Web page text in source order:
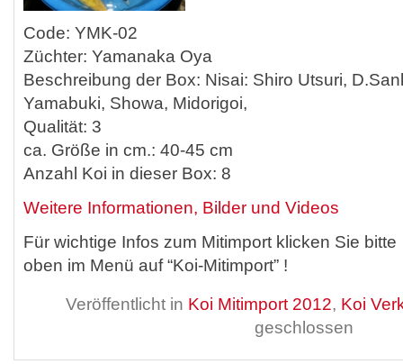
Code: YMK-02
Züchter: Yamanaka Oya
Beschreibung der Box: Nisai: Shiro Utsuri,
Yamabuki, Showa, Midorigoi,
Qualität: 3
ca. Größe in cm.: 40-45 cm
Anzahl Koi in dieser Box: 8
Weitere Informationen, Bilder und Videos
Für wichtige Infos zum Mitimport klicken Sie bitte
oben im Menü auf “Koi-Mitimport” !
Veröffentlicht in Koi Mitimport 2012, Koi
geschlossen